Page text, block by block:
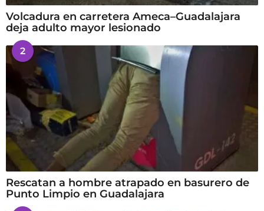
Volcadura en carretera Ameca–Guadalajara
deja adulto mayor lesionado
2
Rescatan a hombre atrapado en basurero de
Punto Limpio en Guadalajara